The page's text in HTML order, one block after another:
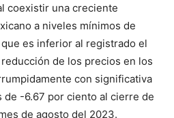
coexistir una creciente
a niveles mínimos de
es inferior al registrado el
de los precios en los
con significativa
-6.67 por ciento al cierre de
de agosto del 2023.